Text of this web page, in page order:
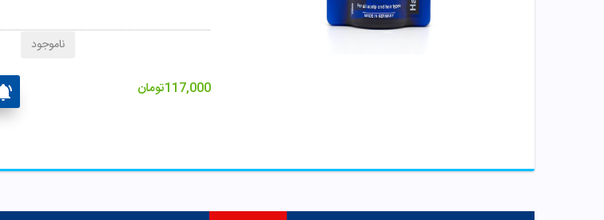
117,000تومان
ناموجود